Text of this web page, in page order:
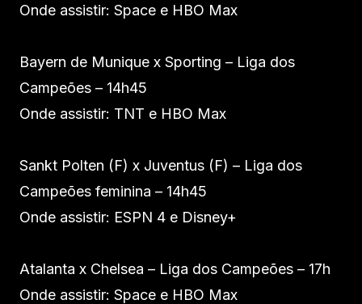
Onde assistir: Space e HBO Max
Bayern de Munique x Sporting – Liga dos
Campeões – 14h45
Onde assistir: TNT e HBO Max
Sankt Polten (F) x Juventus (F) – Liga dos
Campeões feminina – 14h45
Onde assistir: ESPN 4 e Disney+
Atalanta x Chelsea – Liga dos Campeões – 17h
Onde assistir: Space e HBO Max